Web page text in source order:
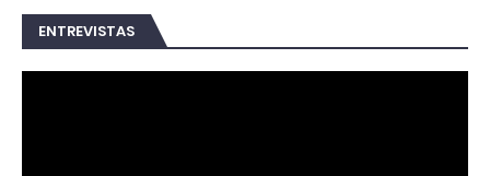
ENTREVISTAS